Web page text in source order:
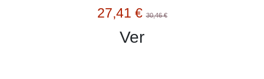
27,41 €30,46 €
Ver